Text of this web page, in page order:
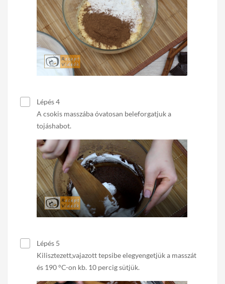
Lépés 4
A csokis masszába óvatosan beleforgatjuk a
tojáshabot.
Lépés 5
Kilisztezett,vajazott tepsibe elegyengetjük a masszát
és 190 °C-on kb. 10 percig sütjük.